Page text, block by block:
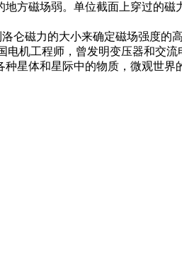
方磁场弱。单位截面上穿过的磁
仑磁力的大小来确定磁场强度的
机工程师，曾发明变压器和交流
星体和星际中的物质，微观世界